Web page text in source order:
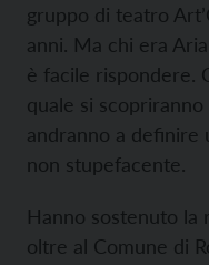
gruppo di teatro
anni. Ma chi era
è facile rispondere.
quale si
andranno a definire
non stupefacente.
Hanno sostenuto la
oltre al Comune di